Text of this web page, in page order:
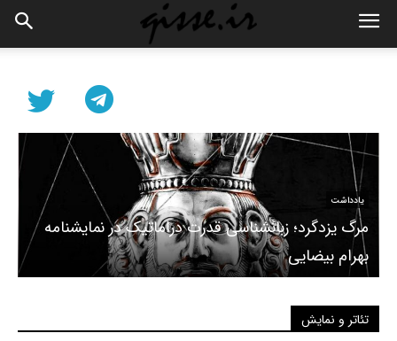
یادداشت
مرگ یزدگرد؛ زبانشناسی قدرت دراماتیک در نمایشنامه
بهرام بیضایی
تئاتر و نمایش